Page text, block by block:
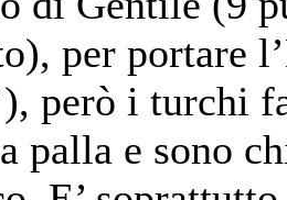
per portare
però i turchi
palla e sono